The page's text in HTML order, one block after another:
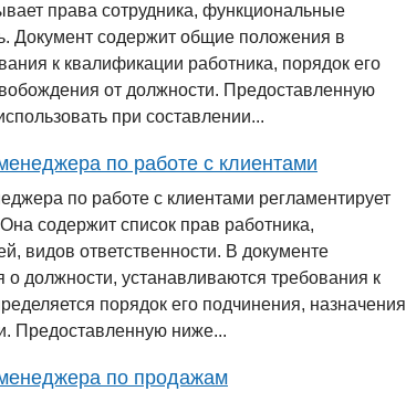
права сотрудника, функциональные
Документ содержит общие положения в
к квалификации работника, порядок его
от должности. Предоставленную
при составлении...
по работе с клиентами
по работе с клиентами регламентирует
содержит список прав работника,
видов ответственности. В документе
должности, устанавливаются требования к
порядок его подчинения, назначения
Предоставленную ниже...
по продажам